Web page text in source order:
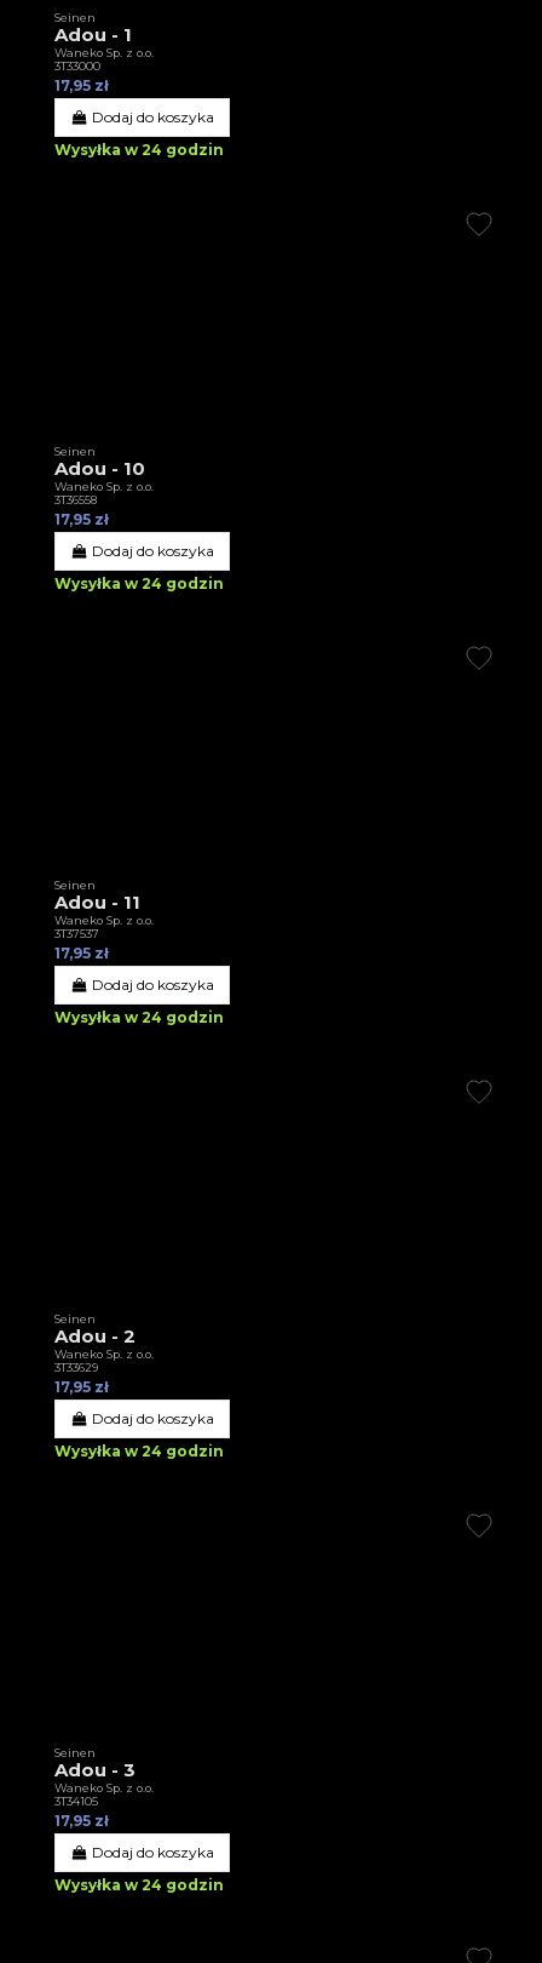
Seinen
Adou - 1
Waneko Sp. z o.o.
3T33000
17,95 zł
Dodaj do koszyka
Wysyłka w 24 godzin
Seinen
Adou - 10
Waneko Sp. z o.o.
3T36558
17,95 zł
Dodaj do koszyka
Wysyłka w 24 godzin
Seinen
Adou - 11
Waneko Sp. z o.o.
3T37537
17,95 zł
Dodaj do koszyka
Wysyłka w 24 godzin
Seinen
Adou - 2
Waneko Sp. z o.o.
3T33629
17,95 zł
Dodaj do koszyka
Wysyłka w 24 godzin
Seinen
Adou - 3
Waneko Sp. z o.o.
3T34105
17,95 zł
Dodaj do koszyka
Wysyłka w 24 godzin